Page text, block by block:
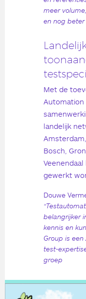
meer
en nog beter
Met de
landelijk
Bosch,
gewerkt
Douwe
belangrijker
kennis en
Group is
test-
groep